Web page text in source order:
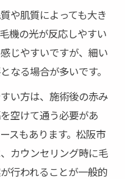
や肌質によっても大き
機の光が反応しやすい
じやすいですが、細い
なる場合が多いです。
い方は、施術後の赤み
空けて通う必要があ
スもあります。松阪市
カウンセリング時に毛
行われることが一般的